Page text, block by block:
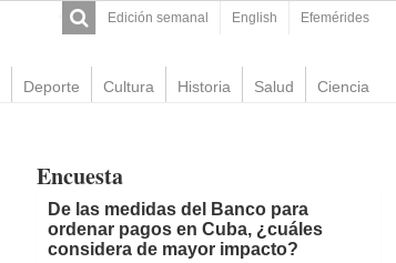
Edición semanal English Efemérides
Deporte Cultura Historia Salud Ciencia
Encuesta
De las medidas del Banco para
ordenar pagos en Cuba, ¿cuáles
considera de mayor impacto?